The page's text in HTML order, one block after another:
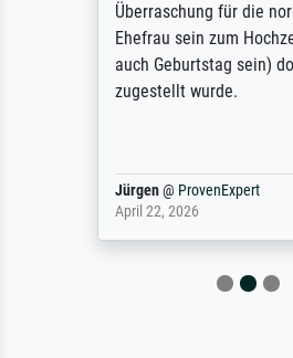
Überraschung für die
Ehefrau sein zum
auch Geburtstag sein)
zugestellt wurde.
Jürgen@ProvenExpert
April 22, 2026